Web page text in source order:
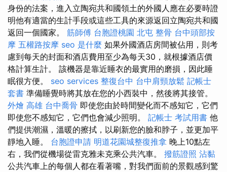
身份的法案，進入立陶宛共和國領土的外國人應在必要時證
明他有適當的生計手段或這些工具的來源返回立陶宛共和國
返回一個國家。 筋師傅 台胞證桃園 北屯 整骨 台中頭部按
摩 五權路按摩 seo 是什麼 如果外國酒店房間被佔用，則考
慮到每天的封面和酒店費用至少為每天30，就根據酒店價
格計算生計。 該機器是靠近睡衣的最實用的磨損，因此睡
眠很方便。 seo services 整復台中 台中肩頸放鬆 記帳士
套書 準備睡覺時將其放在您的小西裝中，然後將其接管。
外燴 高雄 台中喬骨 即使您由於時間變化而不感知它，它們
即使您不感知它，它們也會減少照明。 記帳士 考試用書 他
們提供潮濕，溫暖的擦拭，以刷新您的臉和脖子，並更加平
靜地入睡。 台胞證申請 明道花園城整復推拿 晚上10點左
右，我們從機場從雷克雅未克乘公共汽車。 撥筋證照 沾黏
公共汽車上的每個人都在看著嘴，對我們面前的景觀感到驚